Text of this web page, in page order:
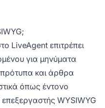
LiveAgent επιτρέπει
για μηνύματα
πρότυπα και άρθρα
όπως έντονο
επεξεργαστής WYSIWYG